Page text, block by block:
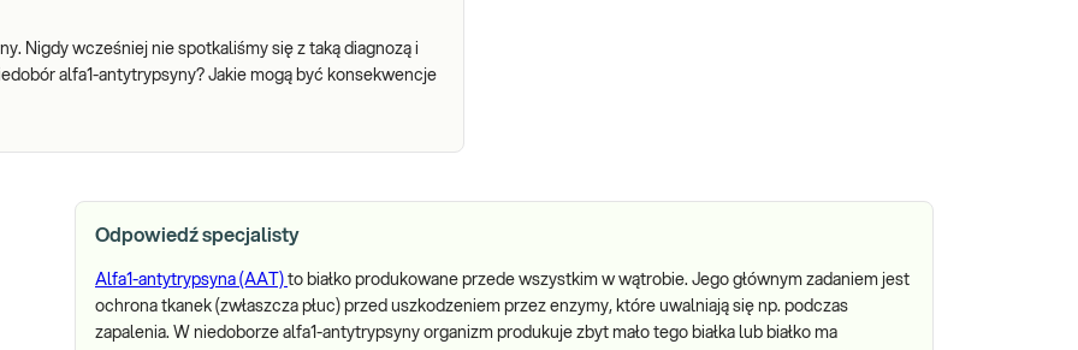
Nigdy wcześniej nie spotkaliśmy się z taką diagnozą i
alfa1-antytrypsyny? Jakie mogą być konsekwencje
Odpowiedź specjalisty
Alfa1-antytrypsyna (AAT) to białko produkowane przede wszystkim w wątrobie. Jego głównym zadaniem jest
ochrona tkanek (zwłaszcza płuc) przed uszkodzeniem przez enzymy, które uwalniają się np. podczas
zapalenia. W niedoborze alfa1-antytrypsyny organizm produkuje zbyt mało tego białka lub białko ma